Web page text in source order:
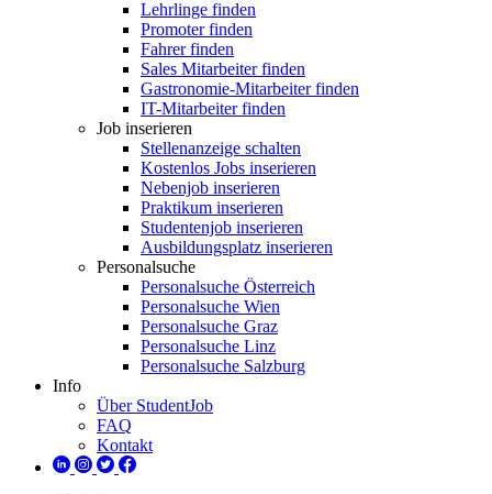
Lehrlinge finden
Promoter finden
Fahrer finden
Sales Mitarbeiter finden
Gastronomie-Mitarbeiter finden
IT-Mitarbeiter finden
Job inserieren
Stellenanzeige schalten
Kostenlos Jobs inserieren
Nebenjob inserieren
Praktikum inserieren
Studentenjob inserieren
Ausbildungsplatz inserieren
Personalsuche
Personalsuche Österreich
Personalsuche Wien
Personalsuche Graz
Personalsuche Linz
Personalsuche Salzburg
Info
Über StudentJob
FAQ
Kontakt